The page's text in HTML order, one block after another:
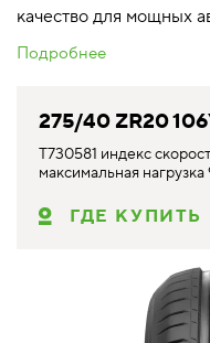
качество для мощных
Подробнее
275/40 ZR20
T730581 индекс
максимальная нагрузка
ГДЕ КУПИТЬ